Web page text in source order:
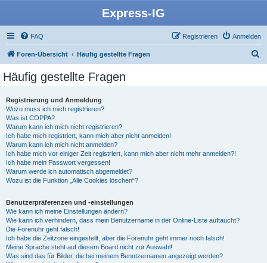
Express-IG
FAQ Anmelden
Registrieren
Foren-Übersicht Häufig gestellte Fragen
Häufig gestellte Fragen
Registrierung und Anmeldung
Wozu muss ich mich registrieren?
Was ist COPPA?
Warum kann ich mich nicht registrieren?
Ich habe mich registriert, kann mich aber nicht anmelden!
Warum kann ich mich nicht anmelden?
Ich habe mich vor einiger Zeit registriert, kann mich aber nicht mehr anmelden?!
Ich habe mein Passwort vergessen!
Warum werde ich automatisch abgemeldet?
Wozu ist die Funktion „Alle Cookies löschen“?
Benutzerpräferenzen und -einstellungen
Wie kann ich meine Einstellungen ändern?
Wie kann ich verhindern, dass mein Benutzername in der Online-Liste auftaucht?
Die Forenuhr geht falsch!
Ich habe die Zeitzone eingestellt, aber die Forenuhr geht immer noch falsch!
Meine Sprache steht auf diesem Board nicht zur Auswahl!
Was sind das für Bilder, die bei meinem Benutzernamen angezeigt werden?